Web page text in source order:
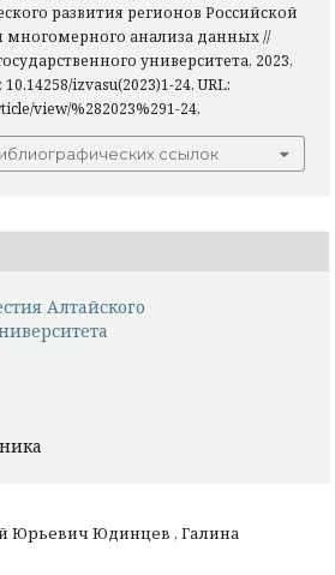
развития регионов Российской
анализа данных //
университета, 2023,
izvasu(2023)1-24. URL:
view/%282023%291-24.
ссылок
Алтайского
Юрьевич Юдинцев , Галина